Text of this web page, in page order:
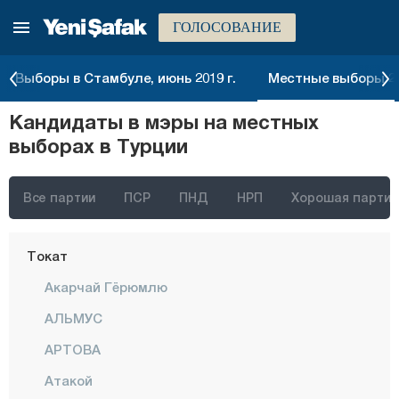
ГОЛОСОВАНИЕ
Выборы в Стамбуле, июнь 2019 г. Местные выборы
Кандидаты в мэры на местных
выборах в Турции
Все партии ПСР ПНД НРП Хорошая партия
Самсун
Синоп
Шырнак
Текирдаг
Токат
Акарчай Гёрюмлю
АЛЬМУС
АРТОВА
Атакой